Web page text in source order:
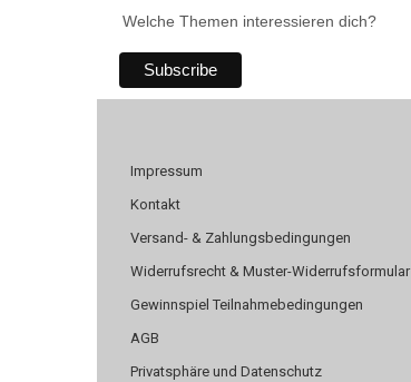
Welche Themen interessieren dich?
Impressum
Kontakt
Versand- & Zahlungsbedingungen
Widerrufsrecht & Muster-Widerrufsformular
Gewinnspiel Teilnahmebedingungen
AGB
Privatsphäre und Datenschutz